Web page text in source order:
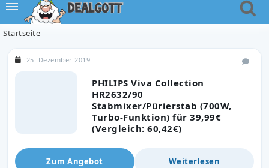
Startseite
PHILIPS Viva Collection
HR2632/90
Stabmixer/Pürierstab (700W,
Turbo-Funktion) für 39,99€
(Vergleich: 60,42€)
25. Dezember 2019
Zum Angebot Weiterlesen